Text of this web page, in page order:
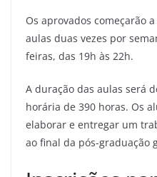
Os aprovados começarão
aulas duas vezes por
feiras, das 19h às 22h.
A duração das aulas será
horária de 390 horas. Os
elaborar e entregar um
ao final da pós-graduação